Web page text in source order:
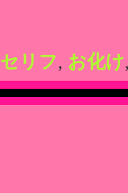
セリフ, お化け